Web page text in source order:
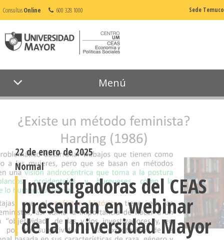
ConsultasOnline 600 328 1000 Sede Temuco
Menú
22 de enero de 2025
Normal
Investigadoras del CEAS
presentan en webinar
de la Universidad Mayor